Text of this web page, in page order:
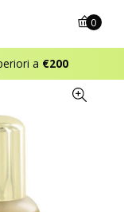
a €200
0